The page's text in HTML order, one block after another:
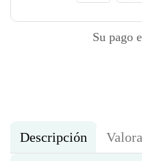
Su pago
Descripción